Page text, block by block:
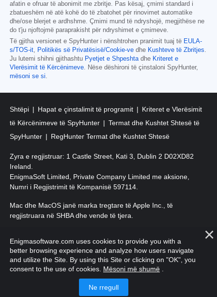
afatin e ofruar të abonimit me zbritje. Pas kësaj, çmimi standard i
zbatueshëm në atë kohë do të zbatohet për rinovimet automatike
dhe/ose blerjet e ardhshme. Çmimi mund të ndryshojë, megjithëse ne
do t'ju njoftojmë paraprakisht për ndryshimet e çmimeve.
Të gjitha versionet e SpyHunter i nënshtrohen pranimit tuaj të EULA-
s/TOS-it, Politikës së Privatësisë/Cookie-ve dhe Kushteve të Zbritjes.
Ju lutemi shihni gjithashtu Pyetjet e Shpeshtadhe Kriteret e
Vlerësimit të Kërcënimeve. Nëse dëshironi të çinstaloni SpyHunter,
mësoni se si.
Shtëpi Hapat e çinstalimit të programit
Kriteret e Vlerësimit
të Kërcënimeve të SpyHunter
Termat dhe Kushtet Shtesë të
SpyHunter
RegHunter Termat dhe Kushtet Shtesë
Zyra e regjistruar: 1 Castle Street, Kati 3, Dublin 2 D02XD82
Ireland.
EnigmaSoft Limited, Private Company Limited me aksione,
Numri i Regjistrimit të Kompanisë 597114.
Mac dhe MacOS janë marka tregtare të Apple Inc., të
regjistruara në SHBA dhe vende të tjera.
. EnigmaSoft Ltd. Të gjitha të drejtat
e rezervuara.
Enigmasoftware.com uses cookies to provide you with a
better browsing experience and analyze how users navigate
and utilize the Site. By using this Site or clicking on "OK", you
consent to the use of cookies. Mësoni më shumë